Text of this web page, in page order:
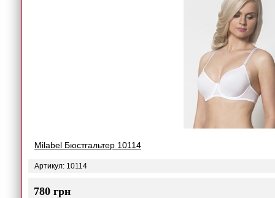
Milabel Бюстгальтер 10114
Артикул: 10114
780 грн